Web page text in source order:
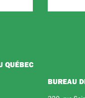
QUÉBEC
BUREAU